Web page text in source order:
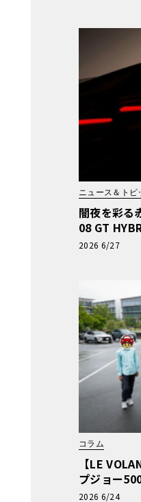
ニュース＆トピ
闇夜を彩る
08 GT
発売
2026 6/27
コラム
【LE
プジョー
S Nº4 読者
2026 6/24